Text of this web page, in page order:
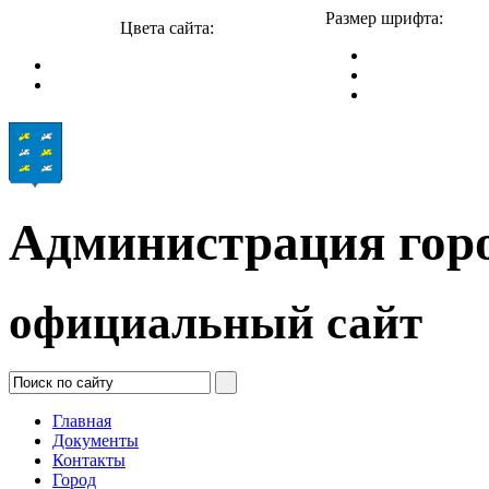
Цвета сайта:
Размер шрифта:
Администрация
официальный сайт
Главная
Документы
Контакты
Город